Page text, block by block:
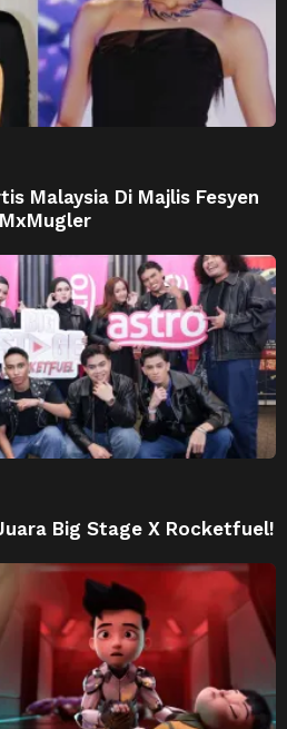
Malaysia Di Majlis Fesyen
Big Stage X Rocketfuel!